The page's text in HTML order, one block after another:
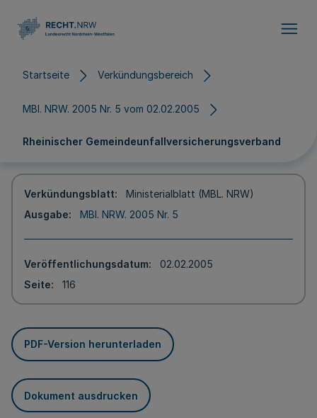
Startseite Verkündungsbereich
MBl. NRW. 2005 Nr. 5 vom 02.02.2005
Rheinischer Gemeindeunfallversicherungsverband
Verkündungsblatt
Ministerialblatt (MBL. NRW)
Ausgabe
MBl. NRW. 2005 Nr. 5
Veröffentlichungsdatum
02.02.2005
Seite
116
PDF-Version herunterladen
Dokument ausdrucken